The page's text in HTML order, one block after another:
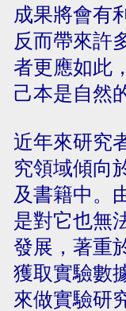
成果將會有
反而帶來許
者更應如此
己本是自然
近年來研究
究領域傾向
及書籍中。
是對它也無
發展，著重
獲取實驗數
來做實驗研